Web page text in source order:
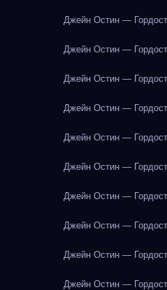
Джейн Остин —
Джейн Остин —
Джейн Остин —
Джейн Остин —
Джейн Остин —
Джейн Остин —
Джейн Остин —
Джейн Остин —
Джейн Остин —
Джейн Остин —